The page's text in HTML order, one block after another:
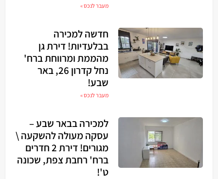
מעבר לנכס »
חדשה למכירה
בבלעדיות! דירת גן
מהממת ומרווחת ברח'
נחל קדרון 26, באר
שבע!
מעבר לנכס »
למכירה בבאר שבע –
עסקה מעולה להשקעה \
מגורים! דירת 2 חדרים
ברח' רחבת צפת, שכונה
ט'!